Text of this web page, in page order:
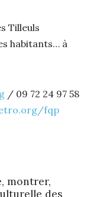
Tilleuls
habitants… à
/ 09 72 24 97 58
fqp
montrer,
des